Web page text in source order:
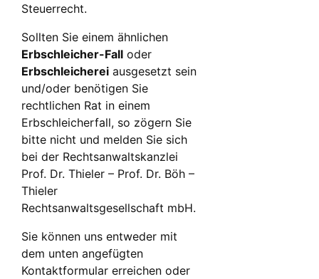
Steuerrecht.
Sollten Sie einem ähnlichen
Erbschleicher-Fall oder
Erbschleicherei ausgesetzt sein
und/oder benötigen Sie
rechtlichen Rat in einem
Erbschleicherfall, so zögern Sie
bitte nicht und melden Sie sich
bei der Rechtsanwaltskanzlei
Prof. Dr. Thieler – Prof. Dr. Böh –
Thieler
Rechtsanwaltsgesellschaft mbH.
Sie können uns entweder mit
dem unten angefügten
Kontaktformular erreichen oder